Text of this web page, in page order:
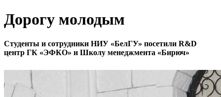
Дорогу молодым
Студенты и сотрудники НИУ «БелГУ» посетили R&D
центр ГК «ЭФКО» и Школу менеджмента «Бирюч»